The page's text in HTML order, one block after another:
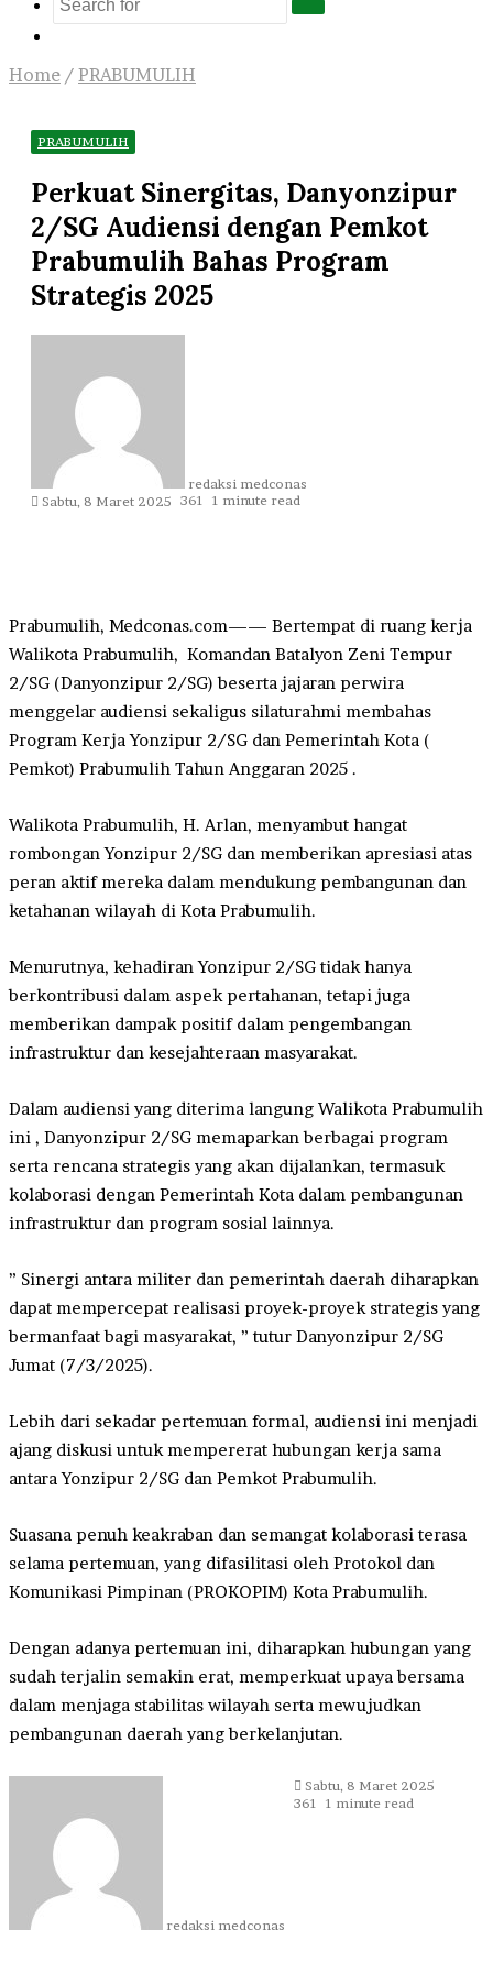
Search
Home / PRABUMULIH
PRABUMULIH
Perkuat Sinergitas, Danyonzipur
2/SG Audiensi dengan Pemkot
Prabumulih Bahas Program
Strategis 2025
redaksi medconas
Sabtu, 8 Maret 2025 361 1 minute read
Prabumulih, Medconas.com—— Bertempat di ruang kerja
Walikota Prabumulih, Komandan Batalyon Zeni Tempur
2/SG (Danyonzipur 2/SG) beserta jajaran perwira
menggelar audiensi sekaligus silaturahmi membahas
Program Kerja Yonzipur 2/SG dan Pemerintah Kota (
Pemkot) Prabumulih Tahun Anggaran 2025 .
Walikota Prabumulih, H. Arlan, menyambut hangat
rombongan Yonzipur 2/SG dan memberikan apresiasi atas
peran aktif mereka dalam mendukung pembangunan dan
ketahanan wilayah di Kota Prabumulih.
Menurutnya, kehadiran Yonzipur 2/SG tidak hanya
berkontribusi dalam aspek pertahanan, tetapi juga
memberikan dampak positif dalam pengembangan
infrastruktur dan kesejahteraan masyarakat.
Dalam audiensi yang diterima langung Walikota Prabumulih
ini , Danyonzipur 2/SG memaparkan berbagai program
serta rencana strategis yang akan dijalankan, termasuk
kolaborasi dengan Pemerintah Kota dalam pembangunan
infrastruktur dan program sosial lainnya.
” Sinergi antara militer dan pemerintah daerah diharapkan
dapat mempercepat realisasi proyek-proyek strategis yang
bermanfaat bagi masyarakat, ” tutur Danyonzipur 2/SG
Jumat (7/3/2025).
Lebih dari sekadar pertemuan formal, audiensi ini menjadi
ajang diskusi untuk mempererat hubungan kerja sama
antara Yonzipur 2/SG dan Pemkot Prabumulih.
Suasana penuh keakraban dan semangat kolaborasi terasa
selama pertemuan, yang difasilitasi oleh Protokol dan
Komunikasi Pimpinan (PROKOPIM) Kota Prabumulih.
Dengan adanya pertemuan ini, diharapkan hubungan yang
sudah terjalin semakin erat, memperkuat upaya bersama
dalam menjaga stabilitas wilayah serta mewujudkan
pembangunan daerah yang berkelanjutan.
redaksi medconas
Send
an
Sabtu, 8 Maret 2025
361
1 minute read